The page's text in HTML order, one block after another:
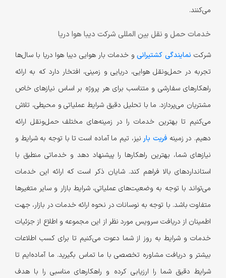
می‌کنند.
خدمات حمل و نقل بین المللی شرکت دیبا هوا دریا
شرکت نمایندگی کشتیرانیو خدمات بار هوایی دیبا هوا دریا با سال‌ها
تجربه در حمل‌ونقل هوایی، دریایی و زمینی، افتخار دارد که به ارائه
راهکارهای سفارشی و متناسب برای هر پروژه بر اساس نیازهای خاص
مشتریان می‌پردازد. ما با تحلیل دقیق شرایط عملیاتی و محیطی، تلاش
می‌کنیم تا بهترین خدمات را در زمینه‌های مختلف حمل‌ونقل ارائه
دهیم. در زمینه فریت بار نیز، تیم ما آماده است تا با توجه به شرایط و
نیازهای شما، بهترین راهکارها را پیشنهاد دهد و خدماتی منطبق با
استانداردهای بالا فراهم کند. شایان ذکر است که ارائه این خدمات
می‌تواند با توجه به وضعیت‌های عملیاتی، شرایط بازار و سایر متغیرها
متفاوت باشد. با توجه به نوسانات در نحوه ارائه خدمات در بازار، جهت
اطمینان از دریافت سرویس مورد نظر از این مجموعه و اطلاع از جزئیات
خدمات و شرایط به روز از شما دعوت می‌کنیم تا برای کسب اطلاعات
بیشتر و دریافت مشاوره تخصصی با ما تماس بگیرید. ما آماده‌ایم تا
شرایط دقیق شما را ارزیابی کرده و راهکارهای مناسبی را با هدف